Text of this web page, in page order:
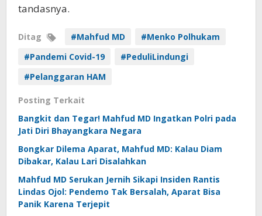
tandasnya.
Ditag #Mahfud MD
#Menko Polhukam
#Pandemi Covid-19
#PeduliLindungi
#Pelanggaran HAM
Posting Terkait
Bangkit dan Tegar! Mahfud MD Ingatkan Polri pada
Jati Diri Bhayangkara Negara
Bongkar Dilema Aparat, Mahfud MD: Kalau Diam
Dibakar, Kalau Lari Disalahkan
Mahfud MD Serukan Jernih Sikapi Insiden Rantis
Lindas Ojol: Pendemo Tak Bersalah, Aparat Bisa
Panik Karena Terjepit